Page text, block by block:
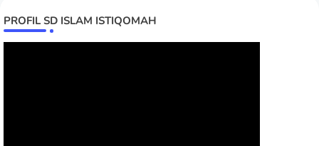
PROFIL SD ISLAM ISTIQOMAH